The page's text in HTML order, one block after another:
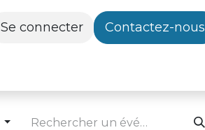
Se connecter Contactez-nous